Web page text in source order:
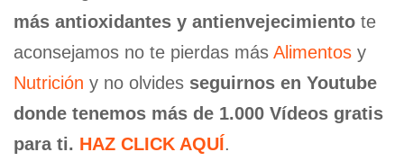
más antioxidantes y antienvejecimiento te
aconsejamos no te pierdas más Alimentos y
Nutrición y no olvides seguirnos en Youtube
donde tenemos más de 1.000 Vídeos gratis
para ti. HAZ CLICK AQUÍ.